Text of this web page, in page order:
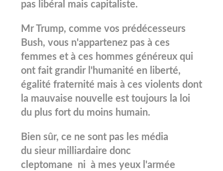
pas libéral mais capitaliste.
Mr Trump, comme vos prédécesseurs
Bush, vous n'appartenez pas à ces
femmes et à ces hommes généreux qui
ont fait grandir l'humanité en liberté,
égalité fraternité mais à ces violents dont
la mauvaise nouvelle est toujours la loi
du plus fort du moins humain.
Bien sûr, ce ne sont pas les média
du sieur milliardaire donc
cleptomane ni à mes yeux l'armée